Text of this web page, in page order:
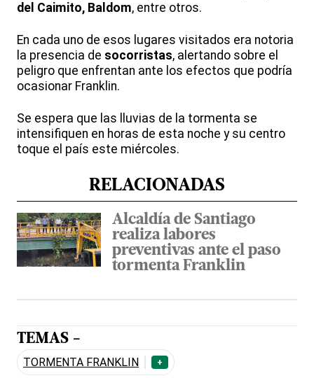
del Caimito, Baldom, entre otros.
En cada uno de esos lugares visitados era notoria
la presencia de socorristas, alertando sobre el
peligro que enfrentan ante los efectos que podría
ocasionar Franklin.
Se espera que las lluvias de la tormenta se
intensifiquen en horas de esta noche y su centro
toque el país este miércoles.
RELACIONADAS
Alcaldía de Santiago
realiza labores
preventivas ante el paso
tormenta Franklin
TEMAS -
TORMENTA FRANKLIN +